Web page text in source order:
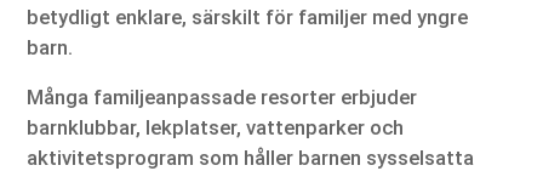
betydligt enklare, särskilt för familjer med yngre
barn.
Många familjeanpassade resorter erbjuder
barnklubbar, lekplatser, vattenparker och
aktivitetsprogram som håller barnen sysselsatta